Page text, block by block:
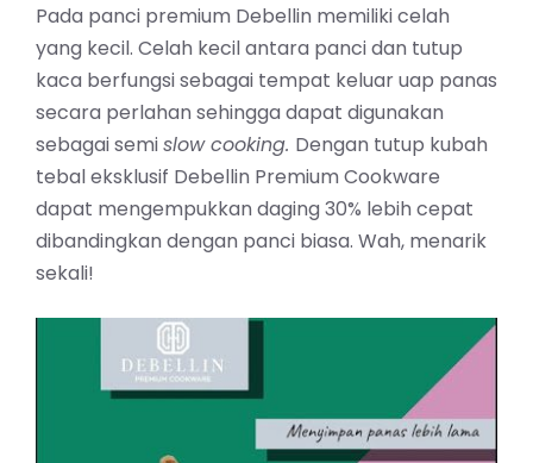
Pada panci premium Debellin memiliki celah
yang kecil. Celah kecil antara panci dan tutup
kaca berfungsi sebagai tempat keluar uap panas
secara perlahan sehingga dapat digunakan
sebagai semislow cooking. Dengan tutup kubah
tebal eksklusif Debellin Premium Cookware
dapat mengempukkan daging 30% lebih cepat
dibandingkan dengan panci biasa. Wah, menarik
sekali!